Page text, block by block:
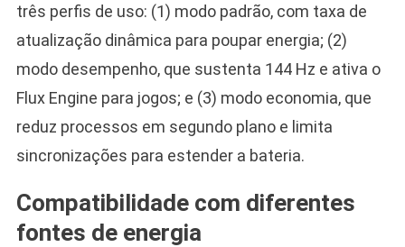
três perfis de uso: (1) modo padrão, com taxa de
atualização dinâmica para poupar energia; (2)
modo desempenho, que sustenta 144 Hz e ativa o
Flux Engine para jogos; e (3) modo economia, que
reduz processos em segundo plano e limita
sincronizações para estender a bateria.
Compatibilidade com diferentes
fontes de energia